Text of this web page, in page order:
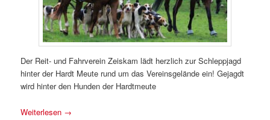
Der Reit- und Fahrverein Zeiskam lädt herzlich zur Schleppjagd
hinter der Hardt Meute rund um das Vereinsgelände ein! Gejagdt
wird hinter den Hunden der Hardtmeute
Weiterlesen →